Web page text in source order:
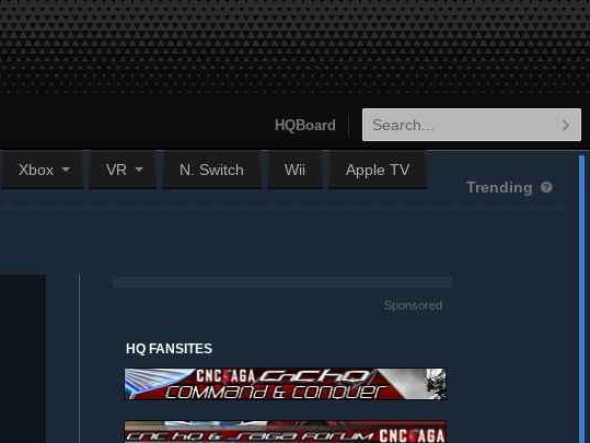
Xbox VR N. Switch Wii Apple TV
HQBoard
Trending
Sponsored
HQ FANSITES